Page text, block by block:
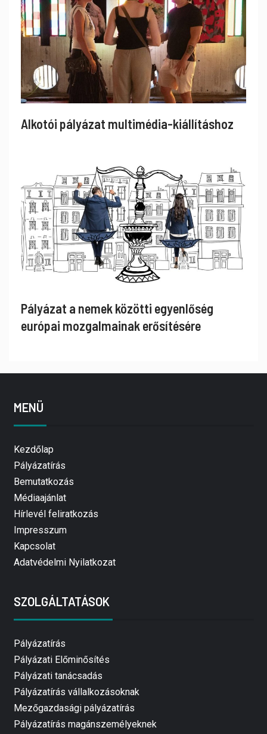
Alkotói pályázat multimédia-kiállításhoz
Pályázat a nemek közötti egyenlőség
európai mozgalmainak erősítésére
MENÜ
Kezdőlap
Pályázatírás
Bemutatkozás
Médiaajánlat
Hírlevél feliratkozás
Impresszum
Kapcsolat
Adatvédelmi Nyilatkozat
SZOLGÁLTATÁSOK
Pályázatírás
Pályázati Előminősítés
Pályázati tanácsadás
Pályázatírás vállalkozásoknak
Mezőgazdasági pályázatírás
Pályázatírás magánszemélyeknek